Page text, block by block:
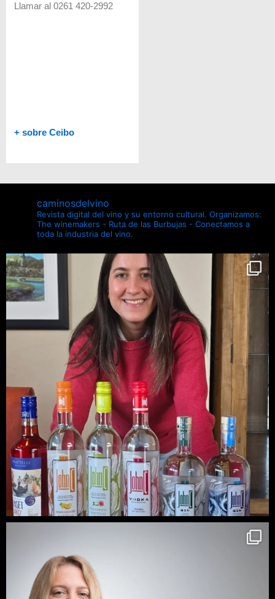
Llamar al 0261 420-2992
+ sobre Ceibo
caminosdelvino
Revista digital del vino y su entorno cultural. Organizamos:
The winemakers - Ruta de las Burbujas - Conectamos a
toda la industria del vino.